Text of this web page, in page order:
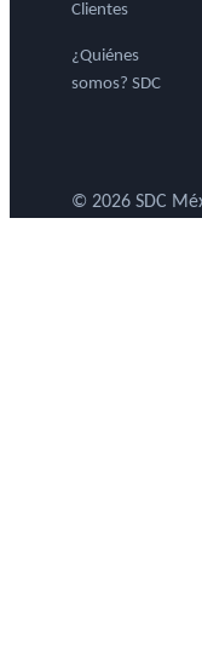
Clientes
¿Quiénes
somos? SDC
© 2026 SDC